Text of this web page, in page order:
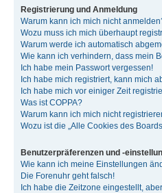
Registrierung und Anmeldung
Warum kann ich mich nicht
Wozu muss ich mich überhaupt
Warum werde ich automatisch
Wie kann ich verhindern, dass mein
Ich habe mein Passwort vergessen!
Ich habe mich registriert, kann mich
Ich habe mich vor einiger Zeit
Was ist COPPA?
Warum kann ich mich nicht
Wozu ist die „Alle Cookies des
Benutzerpräferenzen und -
Wie kann ich meine Einstellungen
Die Forenuhr geht falsch!
Ich habe die Zeitzone eingestellt,